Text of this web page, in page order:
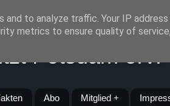
Potsdam e.V.
Abo Mitglied +
to analyze traffic. Your IP
metrics to ensure quality of